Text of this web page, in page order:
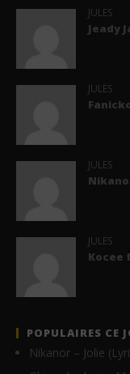
JULES
Jeady
JULES
JULES
JULES
Kocee
POPULAIRES CE
Nikanor – Jolie